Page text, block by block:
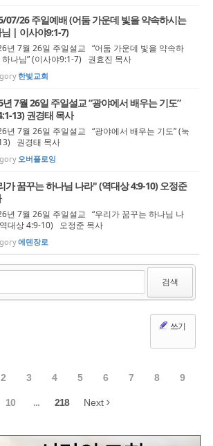
07/26 주일예배 (어둠 가운데 빛을 약속하시는
| 이사야9:1-7)
년 7월 26일 주일설교 “어둠 가운데 빛을 약속하
하나님” (이사야9:1-7) 권효진 목사
한빛교회
년 7월 26일 주일설교 “광야에서 배우는 기도”
13) 권경태 목사
년 7월 26일 주일설교 “광야에서 배우는 기도” (눅
권경태 목사
오버플로잉
가 꿈꾸는 하나님 나라" (역대상 4:9-10) 오정준
년 7월 26일 주일설교 “우리가 꿈꾸는 하나님 나
역대상 4:9-10) 오정준 목사
에덴장로
검색
쓰기
2 3 4 5 6 7 8 9
10 ... 218 Next